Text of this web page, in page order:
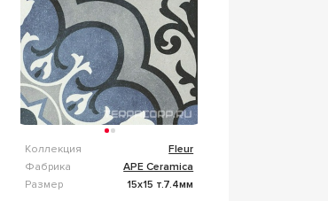
Коллекция
Fleur
Фабрика
APE Ceramica
Размер
15x15 т.7.4мм